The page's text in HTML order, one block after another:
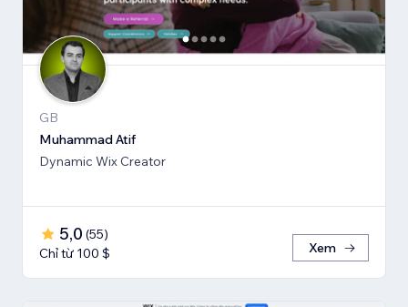
GB
Muhammad Atif
Dynamic Wix Creator
5,0 (55)
Chỉ từ 100 $
Xem